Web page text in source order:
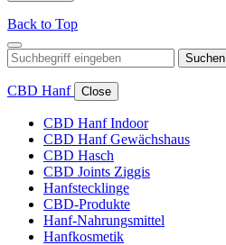
Back to Top
Suchen
CBD Hanf Close
CBD Hanf Indoor
CBD Hanf Gewächshaus
CBD Hasch
CBD Joints Ziggis
Hanfstecklinge
CBD-Produkte
Hanf-Nahrungsmittel
Hanfkosmetik